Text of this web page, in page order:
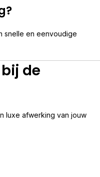
snelle en eenvoudige
de
luxe afwerking van jouw